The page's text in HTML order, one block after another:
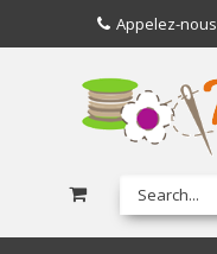
Appelez-nous